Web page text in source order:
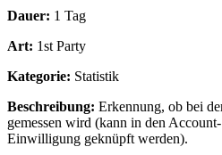
Dauer: 1 Tag
Art: 1st Party
Kategorie: Statistik
Beschreibung: Erkennung, ob bei
gemessen wird (kann in den
Einwilligung geknüpft werden).